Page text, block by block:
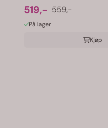
519,- 559,-
På lager
Kjøp